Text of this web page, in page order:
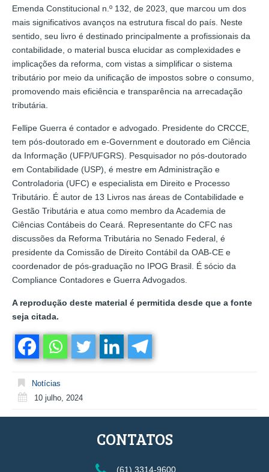
Emenda Constitucional n.º 132, de 2023, que marcou um dos
mais significativos avanços na estrutura fiscal do país. Neste
sentido, seu livro é destinado principalmente a profissionais da
contabilidade, o material busca elucidar as complexidades e
implicações da reforma, com vistas a simplificar o sistema
tributário por meio da unificação de impostos sobre o consumo,
promovendo mais eficiência e transparência na arrecadação
tributária.
Fellipe Guerra é contador e advogado. Presidente do CRCCE,
tem pós-doutorado em e-Government e doutorado em Ciência
da Informação (UFP/UFGRS). Pesquisador no pós-doutorado
em Contabilidade (USP), é mestre em Administração e
Controladoria (UFC) e especialista em Direito e Processo
Tributário. É autor de 13 Livros nas áreas de Contabilidade e
Gestão Tributária e atua como membro da Academia de
Ciências Contábeis do Ceará. Representante do CFC nas
discussões da Reforma Tributária no Senado Federal, é
presidente da Comissão de Direito Contábil da OAB-CE e
coordenador de pós-graduação no IPOG Brasil. É sócio da
Compliance Contadores e Guerra Advogados.
A reprodução deste material é permitida desde que a fonte
seja citada.
Notícias
10 julho, 2024
CONTATOS
(61) 3314-9600